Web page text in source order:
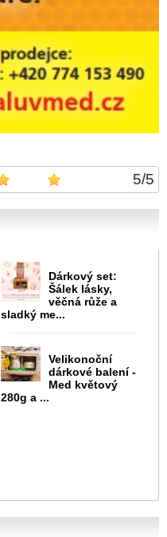
5/5
Dárkový set:
Šálek lásky,
věčná růže a
sladký me...
Velikonoční
dárkové balení -
Med květový
280g a ...